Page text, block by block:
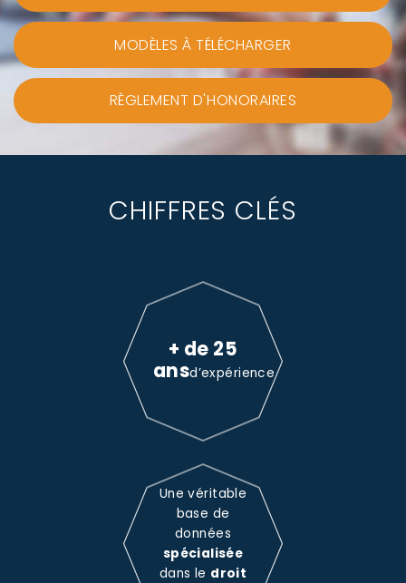
MODÈLES À TÉLÉCHARGER
RÈGLEMENT D'HONORAIRES
CHIFFRES CLÉS
+ de 25
ansd’expérience
Une véritable
base de
données
spécialisée
dans le droit